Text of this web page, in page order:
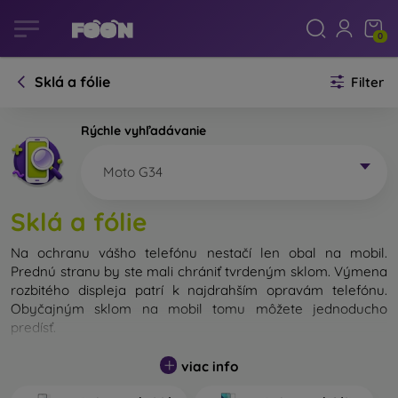
0
Sklá a fólie Filter
Rýchle vyhľadávanie
Moto G34
Sklá a fólie
Na ochranu vášho telefónu nestačí len obal na mobil.
Prednú stranu by ste mali chrániť tvrdeným sklom. Výmena
rozbitého displeja patrí k najdrahším opravám telefónu.
Obyčajným sklom na mobil tomu môžete jednoducho
predísť.
Nerozbitné sklo na mobil síce neexistuje, no v prípade pádu
ostane váš displej zväčša neporušený. Výber tvrdeného
viac info